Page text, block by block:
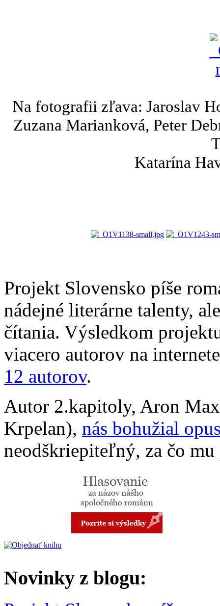
Na fotografii zľava: Jaroslav
Zuzana Marianková, Peter
Katarína
Projekt Slovensko píše
nádejné literárne talenty,
čítania. Výsledkom
viacero autorov na
12 autorov.
Autor 2.kapitoly, Aron
Krpelan), nás bohužial
neodškriepiteľný, za čo
Novinky z blogu: